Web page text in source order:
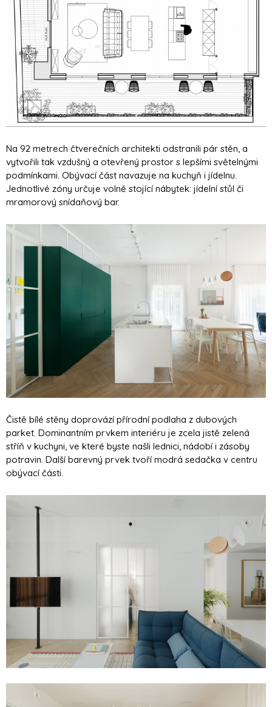
Na 92 metrech čtverečních architekti odstranili pár stěn, a
vytvořili tak vzdušný a otevřený prostor s lepšími světelnými
podmínkami. Obývací část navazuje na kuchyň i jídelnu.
Jednotlivé zóny určuje volně stojící nábytek: jídelní stůl či
mramorový snídaňový bar.
Čistě bílé stěny doprovází přírodní podlaha z dubových
parket. Dominantním prvkem interiéru je zcela jistě zelená
stříň v kuchyni, ve které byste našli lednici, nádobí i zásoby
potravin. Další barevný prvek tvoří modrá sedačka v centru
obývací části.